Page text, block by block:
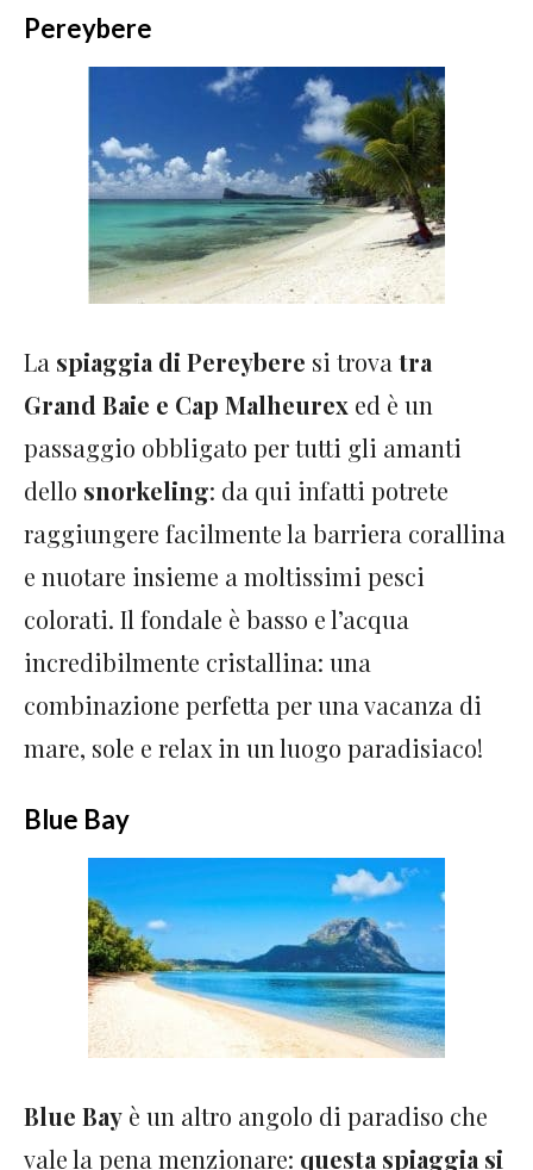
Pereybere
La spiaggia di Pereybere si trova tra
Grand Baie e Cap Malheurex ed è un
passaggio obbligato per tutti gli amanti
dello snorkeling: da qui infatti potrete
raggiungere facilmente la barriera corallina
e nuotare insieme a moltissimi pesci
colorati. Il fondale è basso e l’acqua
incredibilmente cristallina: una
combinazione perfetta per una vacanza di
mare, sole e relax in un luogo paradisiaco!
Blue Bay
Blue Bay è un altro angolo di paradiso che
vale la pena menzionare: questa spiaggia si